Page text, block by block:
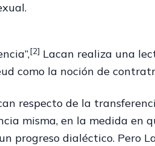
[2] Lacan realiza una
como la noción de
respecto de la
misma, en la medida en
progreso dialéctico. Pero